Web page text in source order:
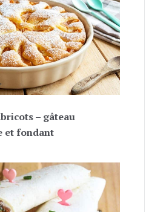
– gâteau
et fondant